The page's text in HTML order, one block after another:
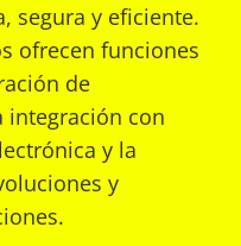
segura y eficiente.
ofrecen funciones
de
integración con
y la
y